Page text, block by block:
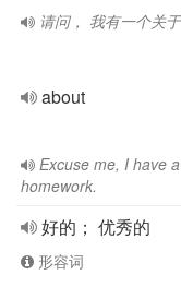
请问， 我有一个关
about
Excuse me, I have
homework.
好的； 优秀的
形容词